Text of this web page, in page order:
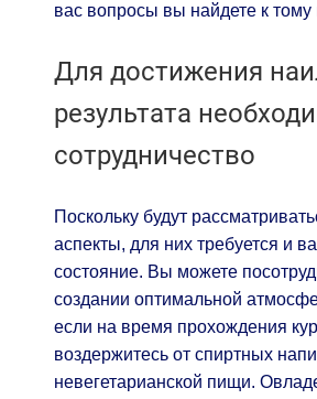
вас вопросы вы найдете к
Для достижения
результата
сотрудничество
Поскольку будут
аспекты, для них требуется и
состояние. Вы можете
создании оптимальной
если на время прохождения
воздержитесь от спиртных
невегетарианской пищи.